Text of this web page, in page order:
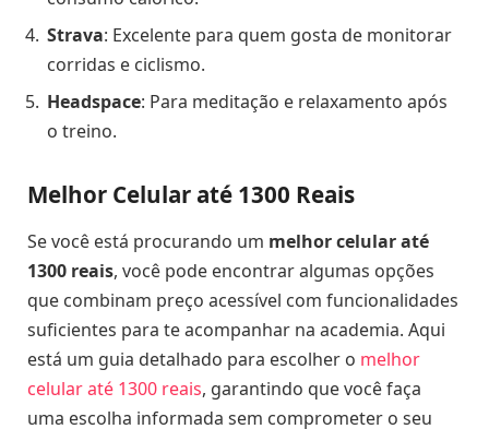
Strava: Excelente para quem gosta de monitorar
corridas e ciclismo.
Headspace: Para meditação e relaxamento após
o treino.
Melhor Celular até 1300 Reais
Se você está procurando um melhor celular até
1300 reais, você pode encontrar algumas opções
que combinam preço acessível com funcionalidades
suficientes para te acompanhar na academia. Aqui
está um guia detalhado para escolher o melhor
celular até 1300 reais, garantindo que você faça
uma escolha informada sem comprometer o seu